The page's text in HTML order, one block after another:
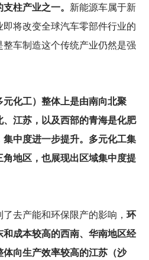
柱产业之一。 新能源车属于新
将改变全球汽车零部件行业的
车制造这个传统产业仍然是强
化工）整体上是由南向北聚
江苏，以及西部的青海是化肥
中度进一步提升。多元化工集
地区，也展现出区域集中度提
去产能和环保限产的影响， 环
成本较高的西南、华南地区经
向生产效率较高的江苏（沙